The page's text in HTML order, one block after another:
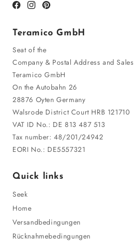
Facebook
Instagram
Pinterest
Teramico GmbH
Seat of the
Company & Postal Address and Sales
Teramico GmbH
On the Autobahn 26
28876 Oyten Germany
Walsrode District Court HRB 121710
VAT ID No.: DE 813 487 513
Tax number: 48/201/24942
EORI No.: DE5557321
Quick links
Seek
Home
Versandbedingungen
Rücknahmebedingungen